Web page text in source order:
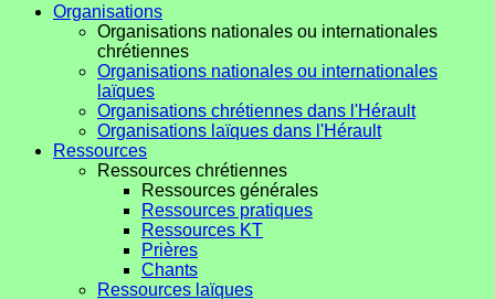
Organisations
Organisations nationales ou internationales
chrétiennes
Organisations nationales ou internationales
laïques
Organisations chrétiennes dans l'Hérault
Organisations laïques dans l'Hérault
Ressources
Ressources chrétiennes
Ressources générales
Ressources pratiques
Ressources KT
Prières
Chants
Ressources laïques